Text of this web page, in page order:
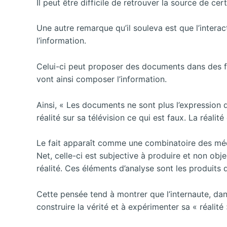
Il peut être difficile de retrouver la source de
Une autre remarque qu’il souleva est que
l’information.
Celui-ci peut proposer des documents dans
vont ainsi composer l’information.
Ainsi, « Les documents ne sont plus
réalité sur sa télévision ce qui est faux. La
Le fait apparaît comme une combinatoire des
Net, celle-ci est subjective à produire et non
réalité. Ces éléments d’analyse sont les produits
Cette pensée tend à montrer que l’internaute,
construire la vérité et à expérimenter sa « réalité